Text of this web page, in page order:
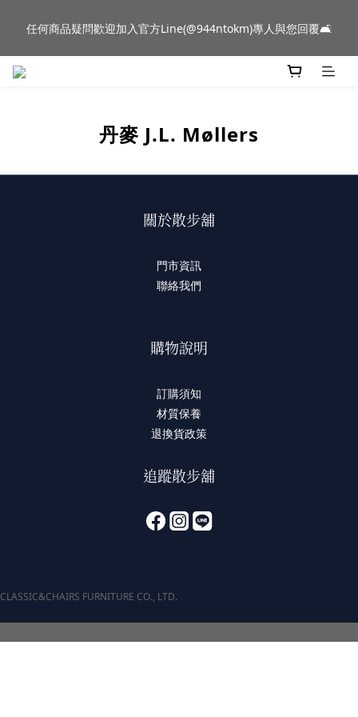
群門市展示中✨
任何商品疑問歡迎加入官方Line(@944ntokm)專人與您回覆🛋️
新品到貨｜日本燈具品牌 Ambientec 年度新品 Barcarolle 臺中樂
丹麥 J.L. Møllers
關於散步舖
門市資訊
聯絡我們
購物說明
訂購須知
材質保養
退換貨政策
追蹤散步舖
CLASSIC&CHAIRS FURNITURE CO., LTD.